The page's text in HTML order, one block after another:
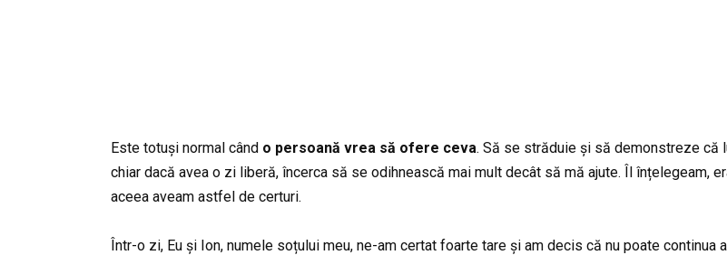
Este totuși normal când o persoană vrea să ofere ceva. Să se străduie și să demonstreze că
chiar dacă avea o zi liberă, încerca să se odihnească mai mult decât să mă ajute. Îl înțelegeam,
aceea aveam astfel de certuri.
Într-o zi, Eu și Ion, numele soțului meu, ne-am certat foarte tare și am decis că nu poate continua